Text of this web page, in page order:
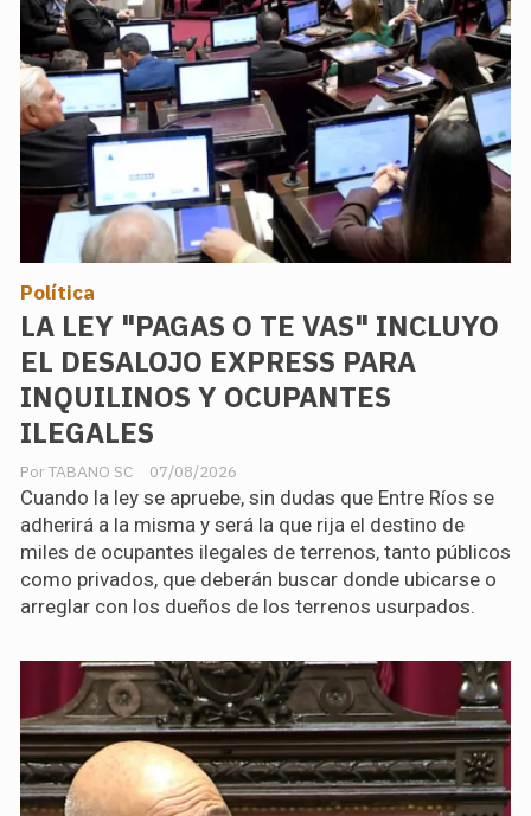
LA LEY "PAGAS O TE VAS" INCLUYO
EL DESALOJO EXPRESS PARA
INQUILINOS Y OCUPANTES
ILEGALES
TABANO SC
Política
07/08/2026
Cuando la ley se apruebe, sin dudas que Entre Ríos se
adherirá a la misma y será la que rija el destino de
miles de ocupantes ilegales de terrenos, tanto públicos
como privados, que deberán buscar donde ubicarse o
arreglar con los dueños de los terrenos usurpados.